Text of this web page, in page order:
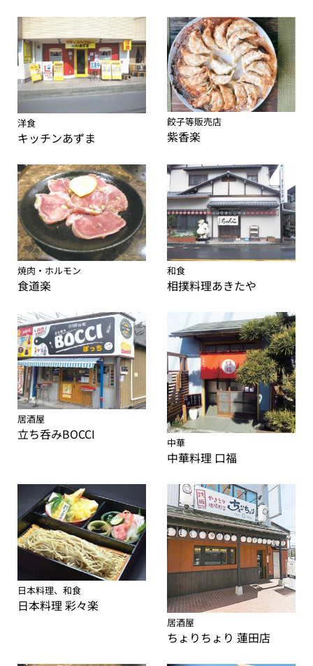
洋食
キッチンあずま
餃子等販売店
紫香楽
焼肉・ホルモン
食道楽
和食
相撲料理あきたや
居酒屋
立ち呑みBOCCI
中華
中華料理 口福
日本料理、和食
日本料理 彩々楽
居酒屋
ちょりちょり 蓮田店